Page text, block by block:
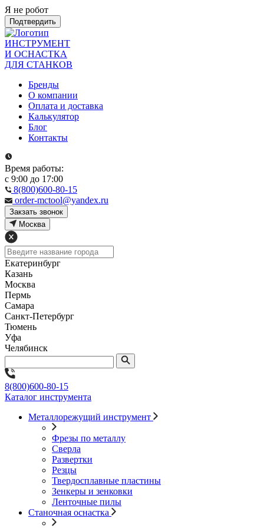
Я не робот
Подтвердить
ИНСТРУМЕНТ
И ОСНАСТКА
ДЛЯ СТАНКОВ
Бренды
О компании
Оплата и доставка
Калькулятор
Блог
Контакты
Время работы:
с 9:00 до 17:00
8(800)600-80-15
order-mctool@yandex.ru
Закзать звонок
Москва
Екатеринбург
Казань
Москва
Пермь
Самара
Санкт-Петербург
Тюмень
Уфа
Челябинск
8(800)600-80-15
Каталог инструмента
Металлорежущий инструмент
Фрезы по металлу
Сверла
Развертки
Резцы
Твердосплавные пластины
Зенкеры и зенковки
Ленточные пилы
Станочная оснастка